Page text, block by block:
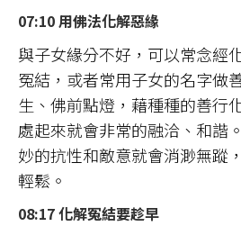
07:10 用佛法化解惡緣
與子女緣分不好，可以常念經
冤結，或者常用子女的名字做
生、佛前點燈，藉種種的善行
處起來就會非常的融洽、和諧
妙的抗性和敵意就會消渺無蹤
輕鬆。
08:17 化解冤結要趁早